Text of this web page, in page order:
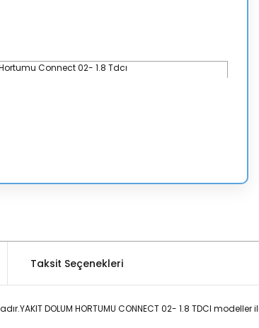
Taksit Seçenekleri
DOLUM HORTUMU CONNECT 02- 1.8 TDCI